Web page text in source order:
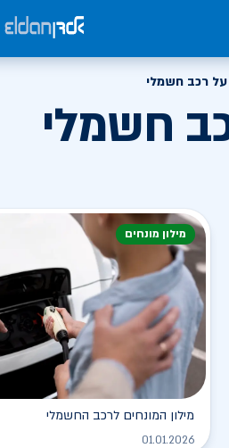
רכב חשמלי
חשמלי
מילון מונחים
מילון המונחים לרכב החשמלי
01.01.2026